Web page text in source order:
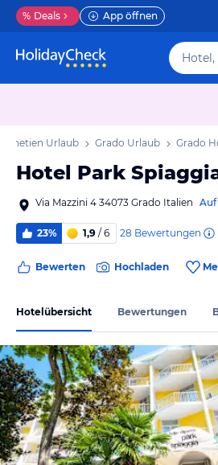
% Deals App öffnen
Urlaub Grado Urlaub Grado
Hotel Park
Via Mazzini 4 34073 Grado Italien Auf
23% 1,9 / 6 28 Bewertungen
Bewerten Hochladen
Hotelübersicht Bewertungen